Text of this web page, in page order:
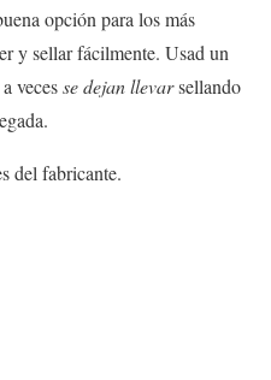
opción para los más
y sellar fácilmente. Usad un
vecesse dejan llevarsellando
del fabricante.